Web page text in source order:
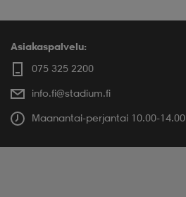
Asiakaspalvelu:
075 325 2200
info.fi@stadium.fi
Maanantai-perjantai 10.00-14.00